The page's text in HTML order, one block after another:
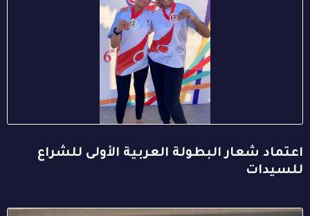
اعتماد شعار البطولة العربية الأولى للشراع
للسيدات